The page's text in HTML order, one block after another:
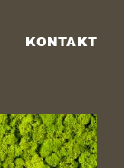
KONTAKT